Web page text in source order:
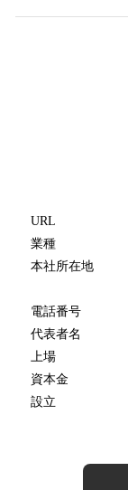
URL
業種
本社所在地
電話番号
代表者名
上場
資本金
設立